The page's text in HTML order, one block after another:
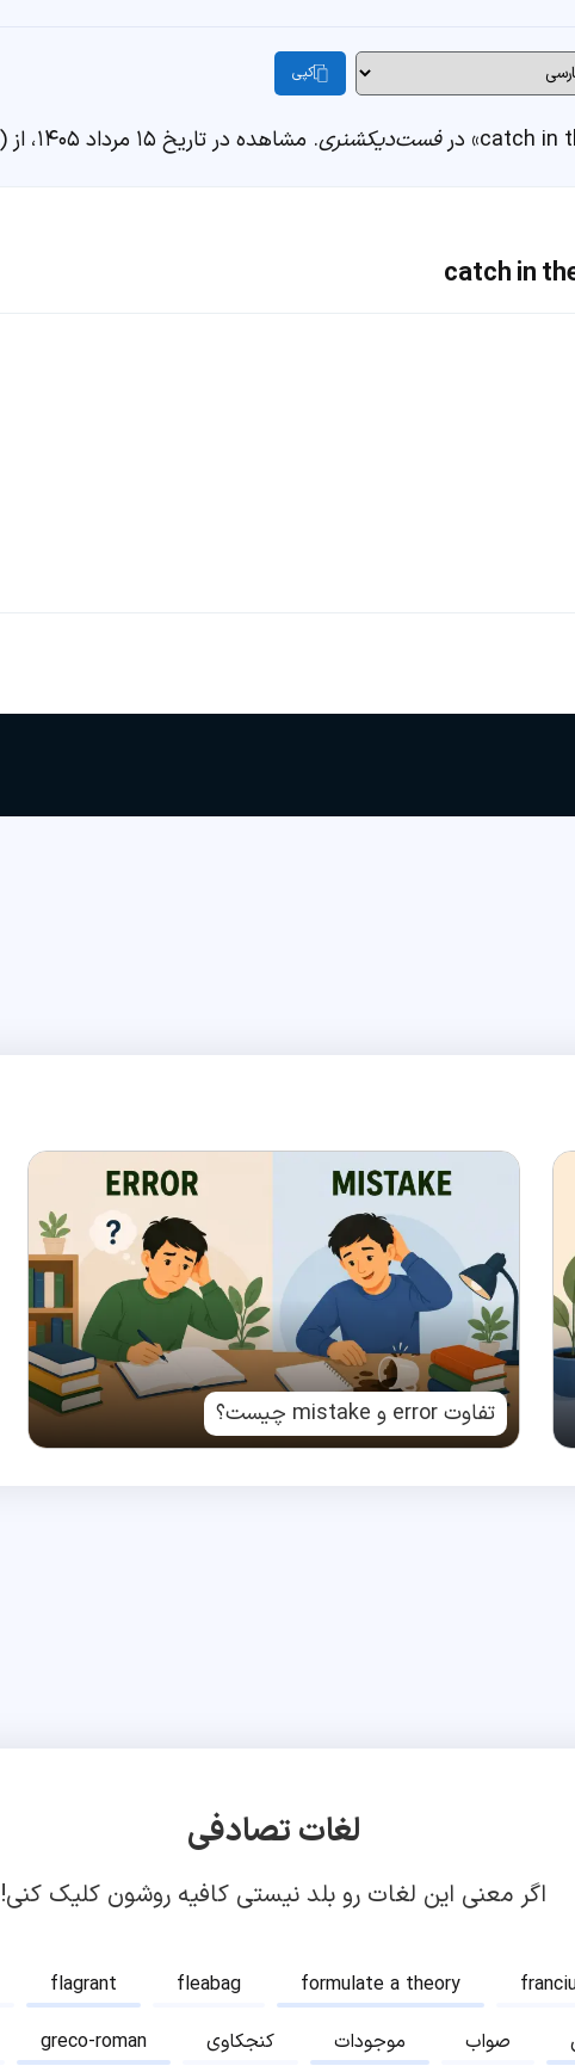
کپی
فست‌دیکشنری. مشاهده در تاریخ ۱۵ مرداد ۱۴۰۵، از https://fastdic.com/word/catch in the act (of)
تفاوت error و mistake چیست؟
لغات تصادفی
اگر معنی این لغات رو بلد نیستی کافیه روشون کلیک کنی!
flagrant fleabag formulate a theory
greco-roman کنجکاوی موجودات صواب